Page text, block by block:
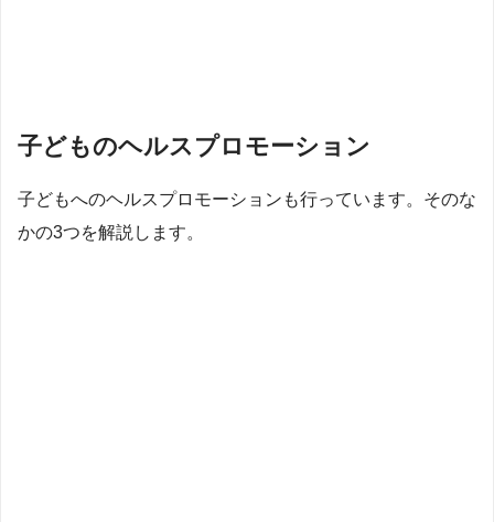
子どものヘルスプロモーション
子どもへのヘルスプロモーションも行っています。そのな
かの3つを解説します。